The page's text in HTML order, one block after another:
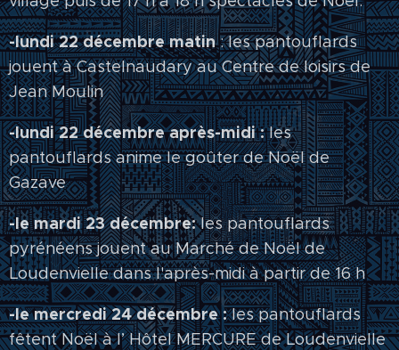
-lundi 22 décembre matin: les pantouflards
jouent à Castelnaudary au Centre de loisirs de
Jean Moulin
-lundi 22 décembre après-midi :les
pantouflards anime le goûter de Noël de
Gazave
-le mardi 23 décembre:les pantouflards
pyrénéens jouent au Marché de Noël de
Loudenvielle dans l'après-midi à partir de 16 h
-le mercredi 24 décembre :les pantouflards
fêtent Noël à l’ Hôtel MERCURE de Loudenvielle